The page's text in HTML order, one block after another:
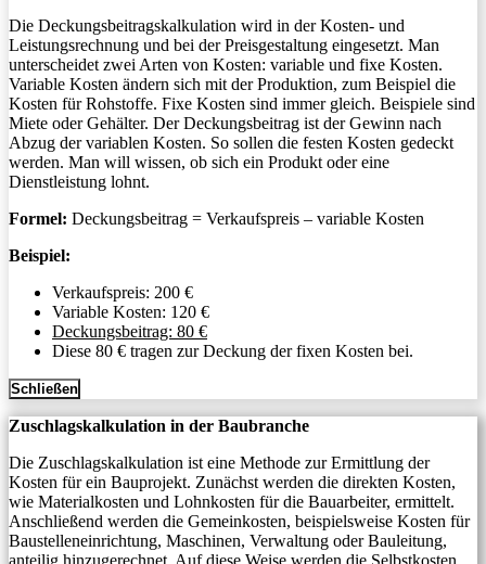
Die Deckungsbeitragskalkulation wird in der Kosten- und
Leistungsrechnung und bei der Preisgestaltung eingesetzt. Man
unterscheidet zwei Arten von Kosten: variable und fixe Kosten.
Variable Kosten ändern sich mit der Produktion, zum Beispiel die
Kosten für Rohstoffe. Fixe Kosten sind immer gleich. Beispiele sind
Miete oder Gehälter. Der Deckungsbeitrag ist der Gewinn nach
Abzug der variablen Kosten. So sollen die festen Kosten gedeckt
werden. Man will wissen, ob sich ein Produkt oder eine
Dienstleistung lohnt.
Formel: Deckungsbeitrag = Verkaufspreis – variable Kosten
Beispiel:
Verkaufspreis: 200 €
Variable Kosten: 120 €
Deckungsbeitrag: 80 €
Diese 80 € tragen zur Deckung der fixen Kosten bei.
Schließen
Zuschlagskalkulation in der Baubranche
Die Zuschlagskalkulation ist eine Methode zur Ermittlung der
Kosten für ein Bauprojekt. Zunächst werden die direkten Kosten,
wie Materialkosten und Lohnkosten für die Bauarbeiter, ermittelt.
Anschließend werden die Gemeinkosten, beispielsweise Kosten für
Baustelleneinrichtung, Maschinen, Verwaltung oder Bauleitung,